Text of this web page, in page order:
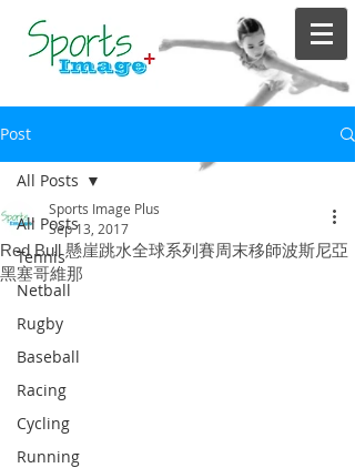
Post
All Posts
Tennis
Netball
Rugby
Baseball
Racing
Cycling
Running
All Posts
Red Bull 懸崖跳水全球系列賽周末移師波斯尼亞
黑塞哥維那
Sports Image Plus
Sep 13, 2017